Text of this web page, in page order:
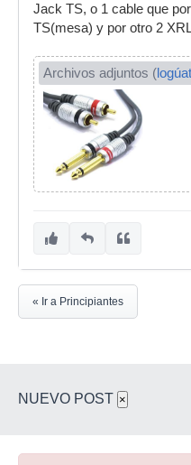
Jack TS, o 1 cable que
TS(mesa) y por otro 2
Archivos adjuntos (
« Ir a Principiantes
NUEVO POST ×